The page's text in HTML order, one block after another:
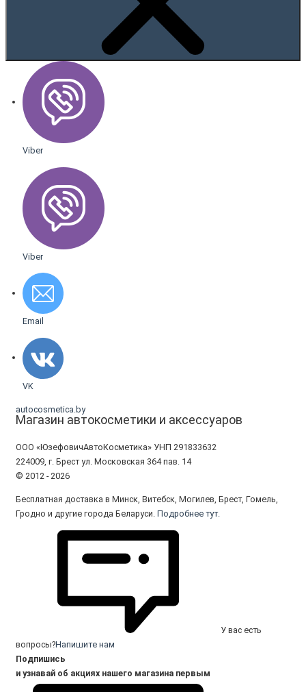
Viber
Viber
Email
VK
autocosmetica.by
Магазин автокосметики и аксессуаров
ООО «ЮзефовичАвтоКосметика» УНП 291833632
224009, г. Брест ул. Московская 364 пав. 14
© 2012 - 2026
Бесплатная доставка в Минск, Витебск, Могилев, Брест, Гомель,
Гродно и другие города Беларуси. Подробнее тут.
У вас есть
вопросы?Напишите нам
Подпишись
и узнавай об акциях нашего магазина первым